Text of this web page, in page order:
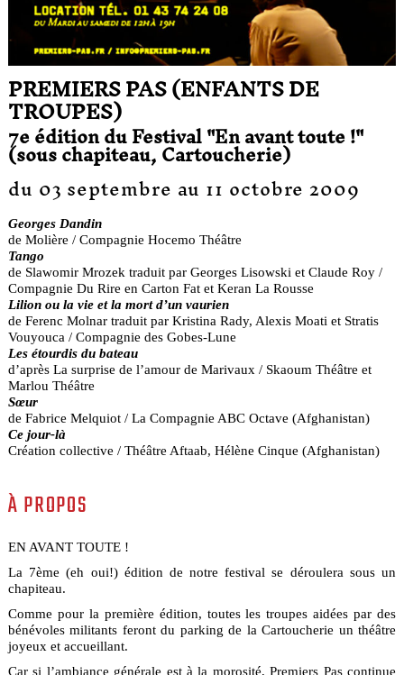
PREMIERS PAS (ENFANTS DE
TROUPES)
7e édition du Festival "En avant toute !"
(sous chapiteau, Cartoucherie)
du 03 septembre au 11 octobre 2009
Georges Dandin
de Molière / Compagnie Hocemo Théâtre
Tango
de Slawomir Mrozek traduit par Georges Lisowski et Claude Roy /
Compagnie Du Rire en Carton Fat et Keran La Rousse
Lilion ou la vie et la mort d’un vaurien
de Ferenc Molnar traduit par Kristina Rady, Alexis Moati et Stratis
Vouyouca / Compagnie des Gobes-Lune
Les étourdis du bateau
d’après La surprise de l’amour de Marivaux / Skaoum Théâtre et
Marlou Théâtre
Sœur
de Fabrice Melquiot / La Compagnie ABC Octave (Afghanistan)
Ce jour-là
Création collective / Théâtre Aftaab, Hélène Cinque (Afghanistan)
À PROPOS
EN AVANT TOUTE !
La 7ème (eh oui!) édition de notre festival se déroulera sous un
chapiteau.
Comme pour la première édition, toutes les troupes aidées par des
bénévoles militants feront du parking de la Cartoucherie un théâtre
joyeux et accueillant.
Car si l’ambiance générale est à la morosité, Premiers Pas continue